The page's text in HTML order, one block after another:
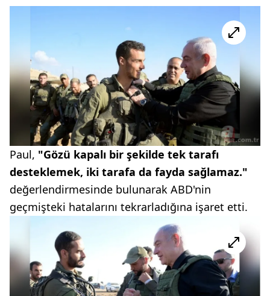
Paul, "Gözü kapalı bir şekilde tek tarafı
desteklemek, iki tarafa da fayda sağlamaz."
değerlendirmesinde bulunarak ABD'nin
geçmişteki hatalarını tekrarladığına işaret etti.